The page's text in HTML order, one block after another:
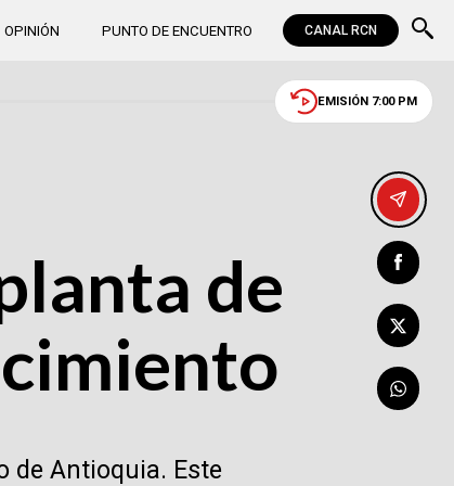
OPINIÓN PUNTO DE ENCUENTRO CANAL RCN
EMISIÓN 7:00 PM
de
de Antioquia. Este